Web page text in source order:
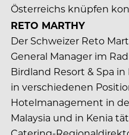
Österreichs knüpfen
RETO MARTHY
Der Schweizer Reto
General Manager im
Birdland Resort & Spa in
in verschiedenen
Hotelmanagement in
Malaysia und in Kenia